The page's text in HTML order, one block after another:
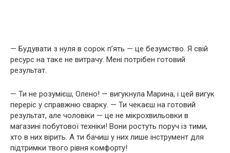
— Будувати з нуля в сорок п’ять — це безумство. Я свій
ресурс на таке не витрачу. Мені потрібен готовий
результат.
— Ти не розумієш, Олено! — вигукнула Марина, і цей вигук
переріс у справжню сварку. — Ти чекаєш на готовий
результат, але чоловіки — це не мікрохвильовки в
магазині побутової техніки! Вони ростуть поруч із тими,
хто в них вірить. А ти бачиш у них лише інструмент для
підтримки твого рівня комфорту!